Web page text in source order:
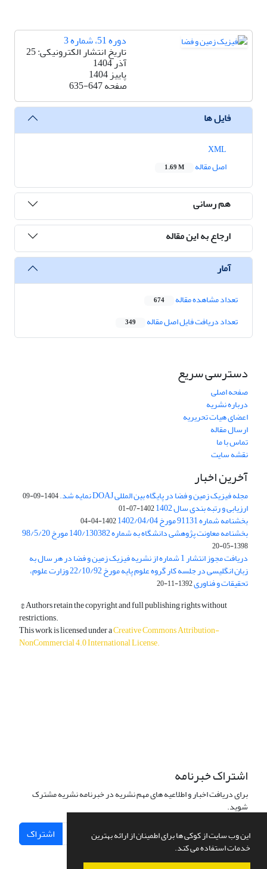
این وب سایت از کوکی ها برای اطمینان از ارائه بهترین
خدمات استفاده می کند.
دوره 51، شماره 3
تاریخ انتشار الکترونیکی: 25
آذر 1404
پاییز 1404
صفحه635-647
فایل ها
اصل مقاله
1.69 M
هم رسانی
ارجاع به این مقاله
آمار
تعداد مشاهده مقاله 674
تعداد دریافت فایل اصل مقاله 349
دسترسی سریع
صفحه اصلی
درباره نشریه
اعضای هیات تحریریه
ارسال مقاله
تماس با ما
نقشه سایت
آخرین اخبار
مجله فیزیک زمین و فضا در پایگاه بین المللی DOAJ نمایه شد. 1404-09-09
ارزیابی و رتبه بندی سال 1402 1402-07-01
بخشنامه شماره 91131 مورخ 1402/04/04 1402-04-04
بخشنامه معاونت پژوهشی دانشگاه به شماره 140/130382 مورخ 98/5/20
1398-05-20
دریافت مجوز انتشار 1 شماره از نشریه فیزیک زمین و فضا در هر سال به
زبان انگلیسی در جلسه کار گروه علوم پایه مورخ 22/10/92 وزارت علوم،
تحقیقات و فناوری1392-11-20
© Authors retain the copyright and full publishing rights without
restrictions.
This work is licensed under aCreative Commons Attribution-
NonCommercial 4.0 International License.
اشتراک خبرنامه
برای دریافت اخبار و اطلاعیه های مهم نشریه در خبرنامه نشریه مشترک
شوید.
اشتراک